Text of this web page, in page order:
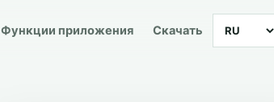
Функции приложения Скачать Language